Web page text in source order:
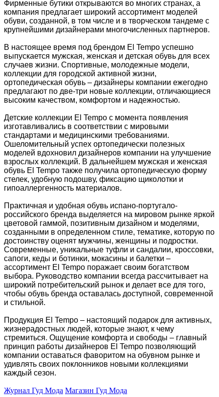
Фирменные бутики открываются во многих странах, а
компания предлагает широкий ассортимент моделей
обуви, созданной, в том числе и в творческом тандеме с
крупнейшими дизайнерами многочисленных партнеров.
В настоящее время под брендом El Tempo успешно
выпускается мужская, женская и детская обувь для всех
случаев жизни. Спортивные, молодежные модели,
коллекции для городской активной жизни,
ортопедическая обувь – дизайнеры компании ежегодно
предлагают по две-три новые коллекции, отличающиеся
высоким качеством, комфортом и надежностью.
Детские коллекции El Tempo с момента появления
изготавливались в соответствии с мировыми
стандартами и медицинскими требованиями.
Ошеломительный успех ортопедически полезных
моделей вдохновил дизайнеров компании на улучшение
взрослых коллекций. В дальнейшем мужская и женская
обувь El Tempo также получила ортопедическую форму
стелек, удобную подошву, фиксацию щиколотки и
гипоаллергенность материалов.
Практичная и удобная обувь испано-португало-
российского бренда выделяется на мировом рынке яркой
цветовой гаммой, позитивным дизайном и моделями,
созданными в определенном стиле, тематике, которую по
достоинству оценят мужчины, женщины и подростки.
Современные, уникальные туфли и сандалии, кроссовки,
сапоги, кеды и ботинки, мокасины и балетки –
ассортимент El Tempo поражает своим богатством
выбора. Руководство компании всегда рассчитывает на
широкий потребительский рынок и делает все для того,
чтобы обувь бренда оставалась доступной, современной
и стильной.
Продукция El Tempo – настоящий подарок для активных,
жизнерадостных людей, которые знают, к чему
стремиться. Ощущение комфорта и свободы – главный
принцип работы дизайнеров El Tempo позволяющий
компании оставаться фаворитом на обувном рынке и
удивлять своих поклонников новыми коллекциями
каждый сезон.
Журнал Гуд Мода Магазин Гуд Мода